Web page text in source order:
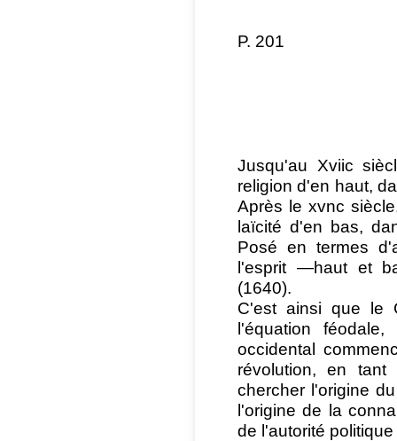
P. 201
Jusqu'au Xviic
religion d'en haut,
Après le xvnc
laïcité d'en bas,
Posé en termes
l'esprit —haut et
(1640).
C'est ainsi que le
l'équation
occidental
révolution, en tant
chercher l'origine
l'origine de la
de l'autorité